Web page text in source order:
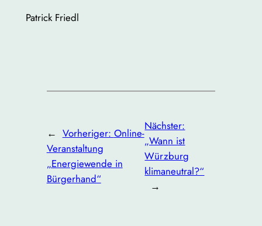
Patrick Friedl
← Vorheriger: Online-
Veranstaltung
„Energiewende in
Bürgerhand“
Nächster:
„Wann ist
Würzburg
klimaneutral?“
→